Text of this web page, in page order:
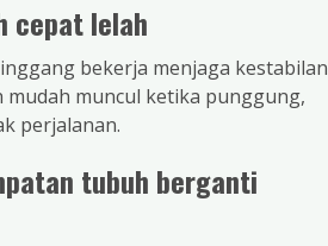
cepat lelah
bekerja menjaga kestabilan
muncul ketika punggung,
perjalanan.
tubuh berganti